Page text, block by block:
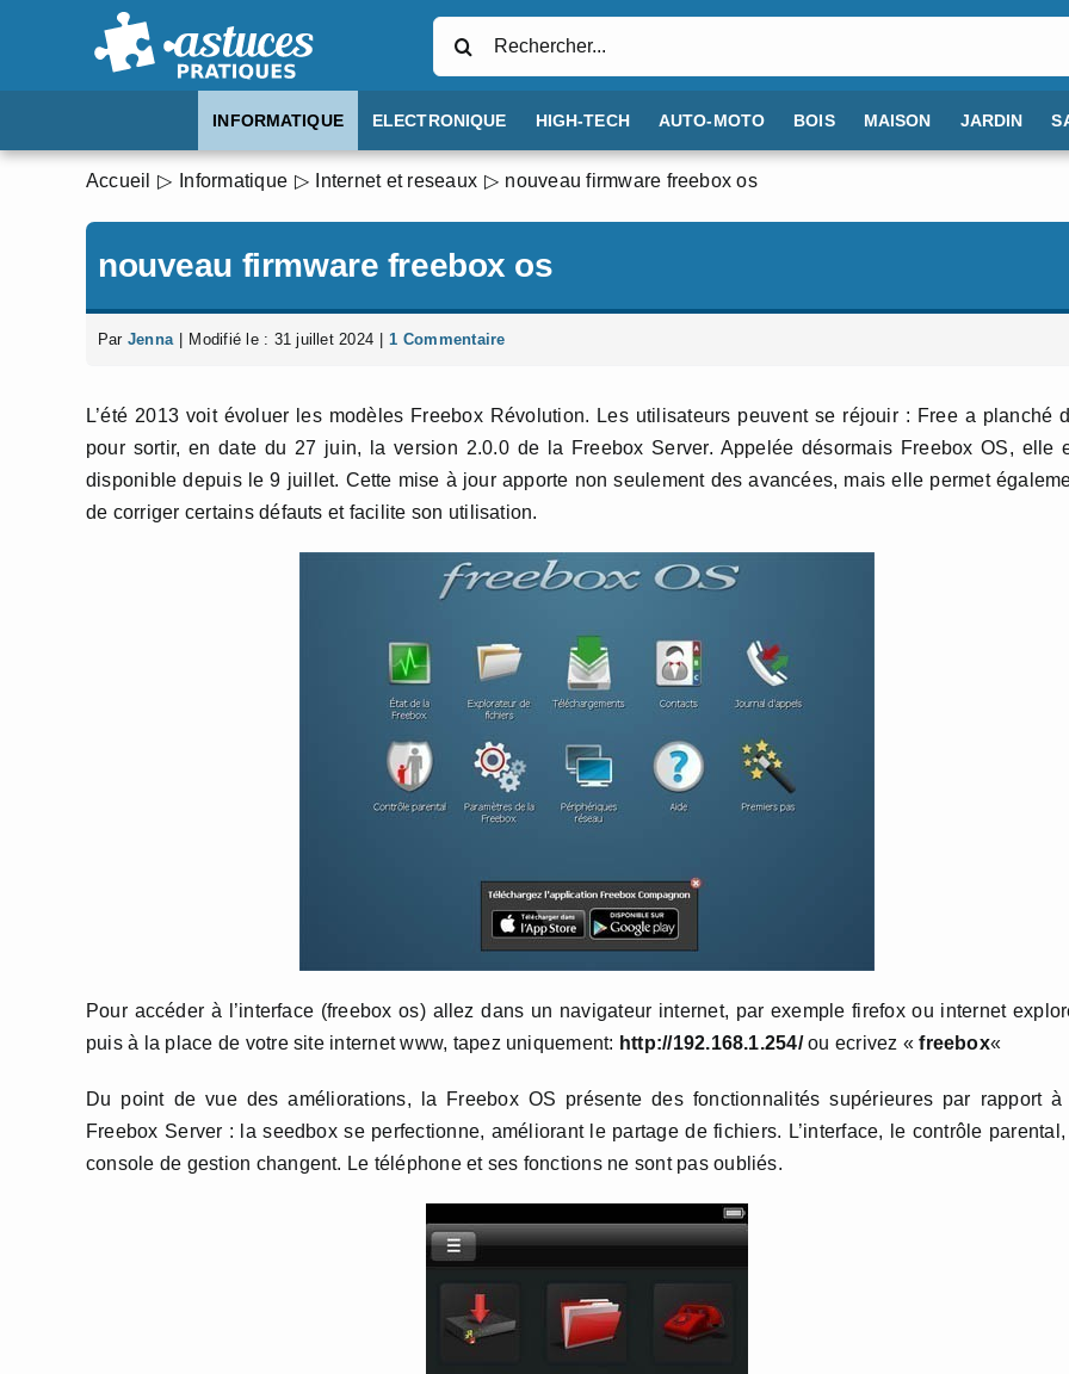
INFORMATIQUE ELECTRONIQUE HIGH-TECH AUTO-MOTO BOIS MAISON JARDIN
Accueil Informatique Internet et reseaux nouveau firmware freebox os
nouveau firmware freebox os
Par Jenna Modifié le : 31 juillet 2024 1 Commentaire
L’été 2013 voit évoluer les modèles Freebox Révolution. Les utilisateurs peuvent se réjouir : Free a planché
pour sortir, en date du 27 juin, la version 2.0.0 de la Freebox Server. Appelée désormais Freebox OS, elle
disponible depuis le 9 juillet. Cette mise à jour apporte non seulement des avancées, mais elle permet
de corriger certains défauts et facilite son utilisation.
Pour accéder à l’interface (freebox os) allez dans un navigateur internet, par exemple firefox ou internet
puis à la place de votre site internet www, tapez uniquement: http://192.168.1.254/ou ecrivez «freebox«
Du point de vue des améliorations, la Freebox OS présente des fonctionnalités supérieures par rapport
Freebox Server : la seedbox se perfectionne, améliorant le partage de fichiers. L’interface, le contrôle
console de gestion changent. Le téléphone et ses fonctions ne sont pas oubliés.